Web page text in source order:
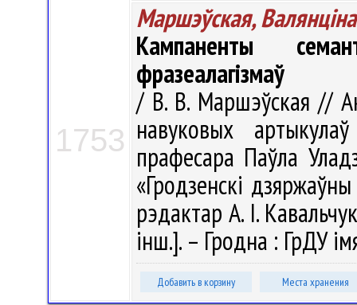
1753
Маршэўская,
Кампаненты
фразеалагізмаў
/ В. В. Маршэўская //
навуковых
прафесара Паўла
«Гродзенскі
рэдактар А. І.
інш.]. – Гродна : ГрДУ
Добавить в корзину Места хранения